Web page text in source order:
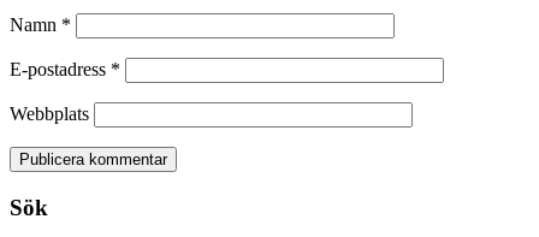
Namn *
E-postadress *
Webbplats
Sök